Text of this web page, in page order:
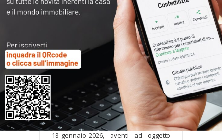
“Sono regolate dal codice civile le
locazioni stipulate dai titolari di attività
economiche colpite dagli eventi
meteorologici verificatisi a partire dal
18 gennaio 2026, aventi ad oggetto